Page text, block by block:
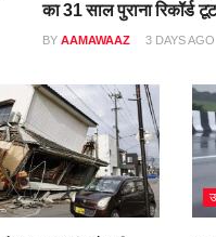
का 31 साल पुराना रिकॉर्ड
BY AAMAWAAZ 3 DAYS AGO